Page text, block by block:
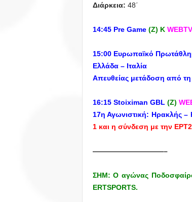
Διάρκεια: 48΄
14:45 Pre Game (Ζ) Κ WEBTV
15:00 Ευρωπαϊκό
Ελλάδα – Ιταλία
Απευθείας μετάδοση από
16:15 Stoiximan GBL (Z)
17η Αγωνιστική: Ηρακλής –
1 και η σύνδεση με την
——————————–
ΣΗΜ: Ο αγώνας
ERTSPORTS.